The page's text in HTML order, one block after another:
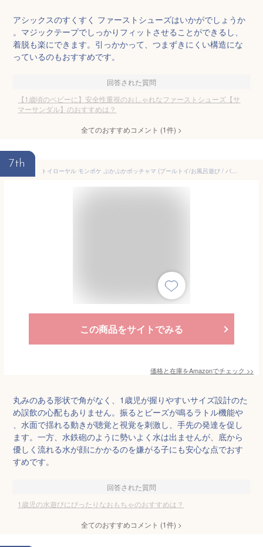
アシックスのすくすく ファーストシューズはいかがでしょうか
。マジックテープでしっかりフィットさせることができるし、
着脱も楽にできます。引っかかって、つまずきにくい構造にな
っているのもおすすめです。
回答された質問
【1歳頃のベビーに】安全性重視のおしゃれなファーストシューズ【サ
マーサンダル】のおすすめは？
全てのおすすめコメント (1件) >
7th
トイローヤル モンポケ ぷかぷかポッチャマ (プールトイ/お風呂遊び / バストイ) ビーズ入り ポケモン ( 水遊び / おもちゃ ) シャカシャカ音 ラトル
この商品をサイトでみる
価格と在庫をAmazonでチェック >>
丸みのある形状で角がなく、1歳児が握りやすいサイズ設計のた
め誤飲の心配もありません。振るとビーズが鳴るラトル機能や
、水面で揺れる動きが聴覚と視覚を刺激し、手先の発達を促し
ます。一方、水鉄砲のように勢いよく水は出ませんが、底から
優しく流れる水が顔にかかるのを嫌がる子にも安心な点でおす
すめです。
回答された質問
1歳児の水遊びにぴったりなおもちゃのおすすめは？
全てのおすすめコメント (1件) >